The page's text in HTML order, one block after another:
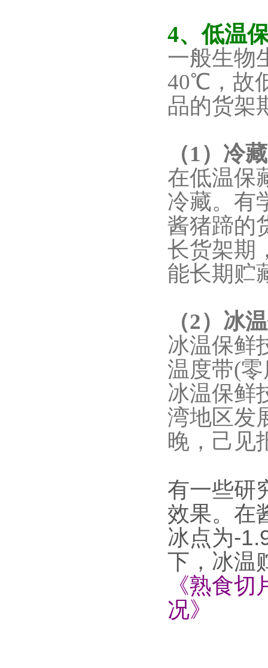
4、低温
一般生物
40℃，故
品的货架
（1）冷藏
在低温保
冷藏。有
酱猪蹄的
长货架期
能长期贮
（2）冰
冰温保鲜
温度带(
冰温保鲜
湾地区发
晚，己见
有一些研
效果。在
冰点为-
下，冰温
《熟食
况》